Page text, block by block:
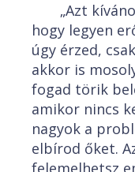
„Azt
hogy legyen
úgy érzed,
akkor is
fogad törik
amikor nincs
nagyok a
elbírod őket.
felemelhetsz